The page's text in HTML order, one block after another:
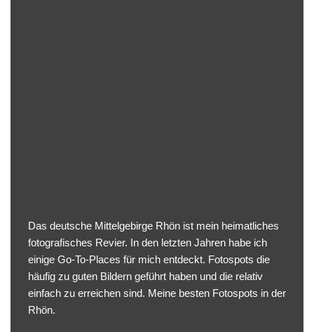
Das deutsche Mittelgebirge Rhön ist mein heimatliches
fotografisches Revier. In den letzten Jahren habe ich
einige Go-To-Places für mich entdeckt. Fotospots die
häufig zu guten Bildern geführt haben und die relativ
einfach zu erreichen sind. Meine besten Fotospots in der
Rhön.